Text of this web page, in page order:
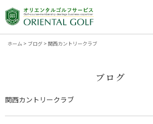
ホーム > ブログ > 関西カントリークラブ
ブログ
関西カントリークラブ